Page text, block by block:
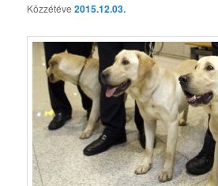
Közzétéve2015.12.03.